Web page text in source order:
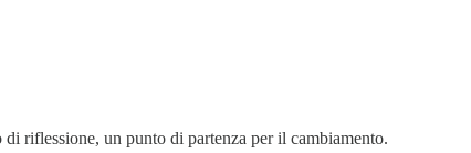
riflessione, un punto di partenza per il cambiamento.